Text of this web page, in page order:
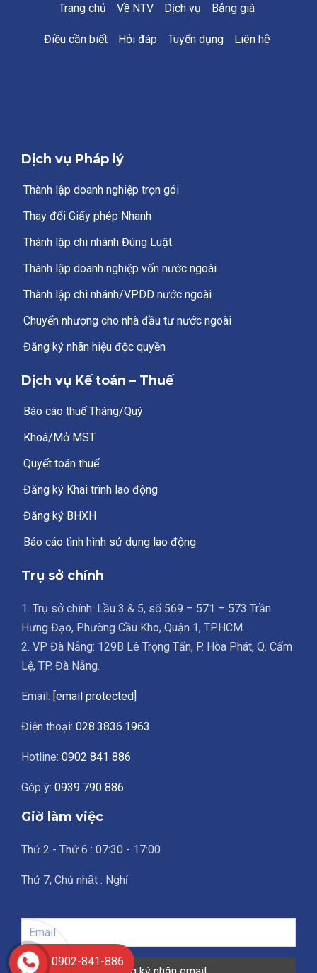
Trang chủ Về NTV Dịch vụ Bảng giá
Điều cần biết Hỏi đáp Tuyển dụng Liên hệ
Dịch vụ Pháp lý
Thành lập doanh nghiệp trọn gói
Thay đổi Giấy phép Nhanh
Thành lập chi nhánh Đúng Luật
Thành lập doanh nghiệp vốn nước ngoài
Thành lập chi nhánh/VPDD nước ngoài
Chuyển nhượng cho nhà đầu tư nước ngoài
Đăng ký nhãn hiệu độc quyền
Dịch vụ Kế toán – Thuế
Báo cáo thuế Tháng/Quý
Khoá/Mở MST
Quyết toán thuế
Đăng ký Khai trình lao động
Đăng ký BHXH
Báo cáo tình hình sử dụng lao động
Trụ sở chính
1. Trụ sở chính: Lầu 3 & 5, số 569 – 571 – 573 Trần
Hưng Đạo, Phường Cầu Kho, Quận 1, TPHCM.
2. VP Đà Nẵng: 129B Lê Trọng Tấn, P. Hòa Phát, Q. Cẩm
Lệ, TP. Đà Nẵng.
Email: [email protected]
Điện thoại: 028.3836.1963
Hotline: 0902 841 886
Góp ý: 0939 790 886
Giờ làm việc
Thứ 2 - Thứ 6 : 07:30 - 17:00
Thứ 7, Chủ nhật : Nghỉ
0902-841-886